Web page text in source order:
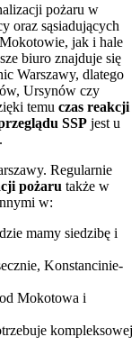
pożaru w
oraz sąsiadujących
jak i hale
biuro znajduje się
Warszawy, dlatego
Ursynów czy
temu czas reakcji
SSP jest u
Regularnie
pożaru także w
w:
mamy siedzibę i
Konstancinie-
Mokotowa i
kompleksowej